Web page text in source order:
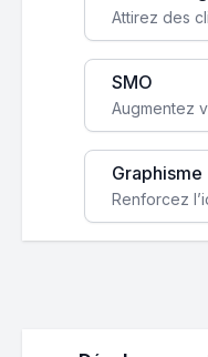
SMO
Graphisme